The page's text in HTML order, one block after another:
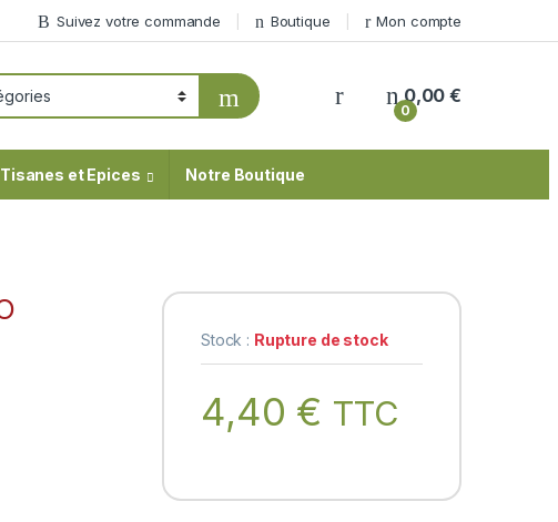
Suivez votre commande Boutique Mon compte
My Account
0
0,00€
et Epices Notre Boutique
Stock : Rupture de stock
4,40 € TTC